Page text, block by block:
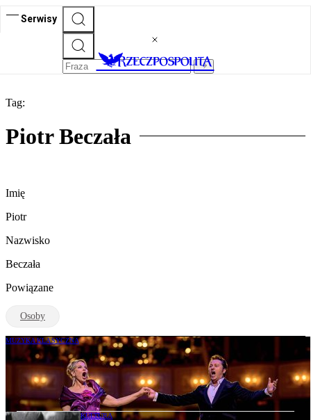
Serwisy
Tag:
Piotr Beczała
Imię
Piotr
Nazwisko
Beczała
Powiązane
Osoby
MUZYKA KLASYCZNA
Piotr Beczała twierdzi, że stagnacja mu
nie grozi
KULTURA